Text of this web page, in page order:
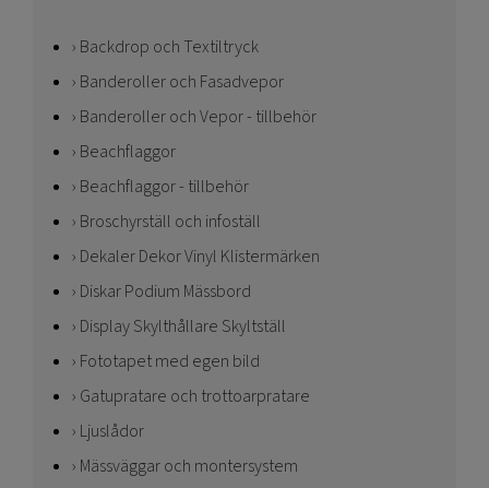
Backdrop och Textiltryck
Banderoller och Fasadvepor
Banderoller och Vepor - tillbehör
Beachflaggor
Beachflaggor - tillbehör
Broschyrställ och infoställ
Dekaler Dekor Vinyl Klistermärken
Diskar Podium Mässbord
Display Skylthållare Skyltställ
Fototapet med egen bild
Gatupratare och trottoarpratare
Ljuslådor
Mässväggar och montersystem